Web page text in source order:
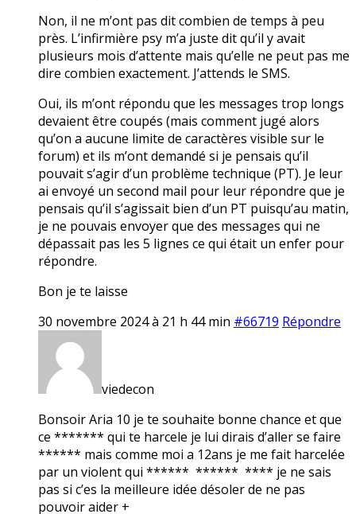
Non, il ne m’ont pas dit combien de temps à peu
près. L’infirmière psy m’a juste dit qu’il y avait
plusieurs mois d’attente mais qu’elle ne peut pas me
dire combien exactement. J’attends le SMS.
Oui, ils m’ont répondu que les messages trop longs
devaient être coupés (mais comment jugé alors
qu’on a aucune limite de caractères visible sur le
forum) et ils m’ont demandé si je pensais qu’il
pouvait s’agir d’un problème technique (PT). Je leur
ai envoyé un second mail pour leur répondre que je
pensais qu’il s’agissait bien d’un PT puisqu’au matin,
je ne pouvais envoyer que des messages qui ne
dépassait pas les 5 lignes ce qui était un enfer pour
répondre.
Bon je te laisse
30 novembre 2024 à 21 h 44 min #66719 Répondre
viedecon
Bonsoir Aria 10 je te souhaite bonne chance et que
ce ******* qui te harcele je lui dirais d’aller se faire
****** mais comme moi a 12ans je me fait harcelée
par un violent qui ****** ****** **** je ne sais
pas si c’es la meilleure idée désoler de ne pas
pouvoir aider +